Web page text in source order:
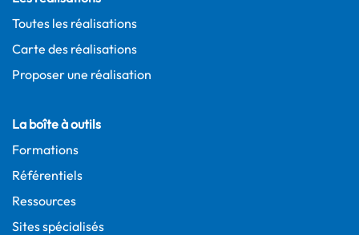
Toutes les réalisations
Carte des réalisations
Proposer une réalisation
La boîte à outils
Formations
Référentiels
Ressources
Sites spécialisés